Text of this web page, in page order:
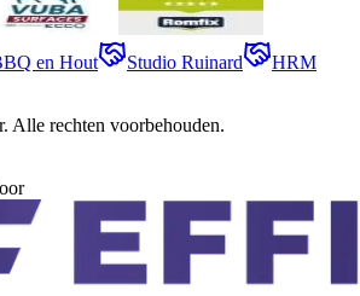
en Hout Studio Ruinard
HRM
. Alle rechten voorbehouden.